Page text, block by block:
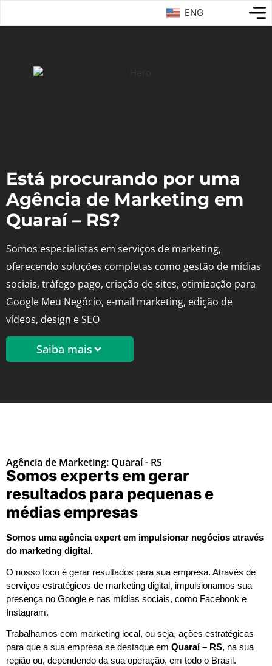
ENG
Está procurando por uma
Agência de Marketing em
Quaraí – RS?
Somos especialistas em serviços de marketing,
oferecendo soluções completas como gestão de mídias
sociais, tráfego pago, criação de sites, otimização para
Google Meu Negócio, e-mail marketing, edição de
vídeos, design e SEO
Saiba mais
Agência de Marketing: Quaraí - RS
Somos experts em gerar
resultados para pequenas e
médias empresas
Somos uma agência expert em impulsionar negócios através
do marketing digital.
O nosso foco é gerar resultados para sua empresa. Através de
serviços estratégicos de marketing digital, impulsionamos sua
presença no Google e nas mídias sociais, como Facebook e
Instagram.
Trabalhamos com marketing local, ou seja, ações estratégicas
para que a sua empresa se destaque em Quaraí – RS, na sua
região ou, dependendo da sua operação, em todo o Brasil.